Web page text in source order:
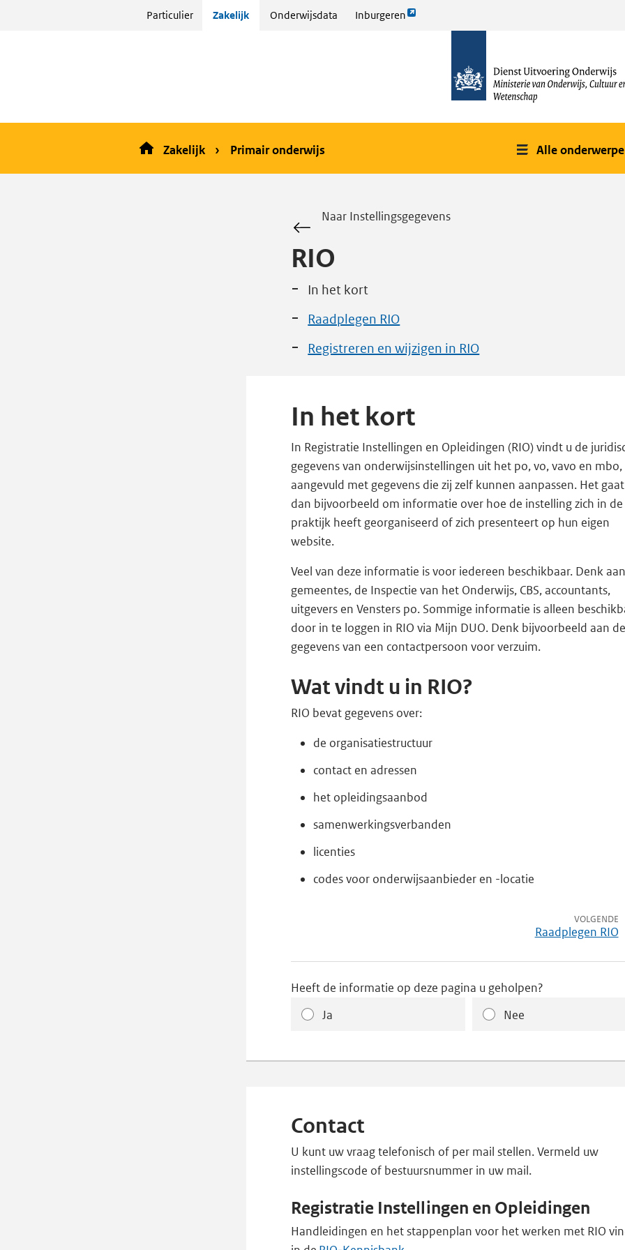
Particulier Zakelijk Onderwijsdata Inburgeren
Link
homepage
Zakelijk Primair onderwijs Alle
Naar Instellingsgegevens
RIO
In het kort
Raadplegen RIO
Registreren en wijzigen in RIO
In het kort
In Registratie Instellingen en Opleidingen (RIO) vindt u de
gegevens van onderwijsinstellingen uit het po, vo, vavo en mbo,
aangevuld met gegevens die zij zelf kunnen aanpassen. Het gaat
dan bijvoorbeeld om informatie over hoe de instelling zich in de
praktijk heeft georganiseerd of zich presenteert op hun eigen
website.
Veel van deze informatie is voor iedereen beschikbaar. Denk
gemeentes, de Inspectie van het Onderwijs, CBS, accountants,
uitgevers en Vensters po. Sommige informatie is alleen
door in te loggen in RIO via Mijn DUO. Denk bijvoorbeeld aan
gegevens van een contactpersoon voor verzuim.
Wat vindt u in RIO?
RIO bevat gegevens over:
de organisatiestructuur
contact en adressen
het opleidingsaanbod
samenwerkingsverbanden
licenties
codes voor onderwijsaanbieder en -locatie
VOLGENDE
Raadplegen RIO
Heeft de informatie op deze pagina u geholpen?
Ja
Nee
Contact
U kunt uw vraag telefonisch of per mail stellen. Vermeld uw
instellingscode of bestuursnummer in uw mail.
Registratie Instellingen en Opleidingen
Handleidingen en het stappenplan voor het werken met RIO